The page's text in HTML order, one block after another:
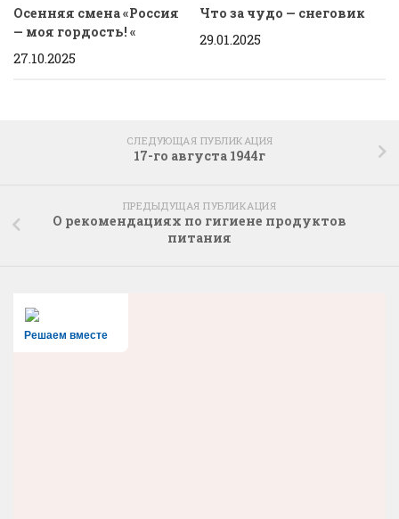
Осенняя смена «Россия
— моя гордость! «
27.10.2025
Что за чудо — снеговик
29.01.2025
СЛЕДУЮЩАЯ ПУБЛИКАЦИЯ
17-го августа 1944г
ПРЕДЫДУЩАЯ ПУБЛИКАЦИЯ
О рекомендациях по гигиене продуктов
питания
Решаем вместе